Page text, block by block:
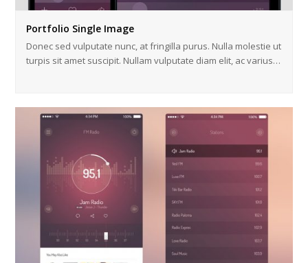
Portfolio Single Image
Donec sed vulputate nunc, at fringilla purus. Nulla molestie ut
turpis sit amet suscipit. Nullam vulputate diam elit, ac varius…